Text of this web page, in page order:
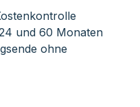
und 60 Monaten
ohne